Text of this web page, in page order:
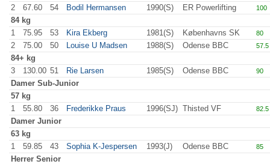
2
67.60 54 Bodil Hermansen 1990(S) ER Powerlifting 100
84 kg
1
75.95 53 Kira Ekberg 1981(S) Københavns SK 80.0
2 75.00 50 Louise U Madsen 1988(S) Odense BBC 57.5
84+ kg
3
130.00 51 Rie Larsen 1985(S) Odense BBC 90.0
Damer Sub-Junior
57 kg
1
55.80 36 Frederikke Praus 1996(SJ) Thisted VF 82.5
Damer Junior
63 kg
1
59.85 43 Sophia K-Jespersen 1993(J) Odense BBC 85.0
Herrer Senior